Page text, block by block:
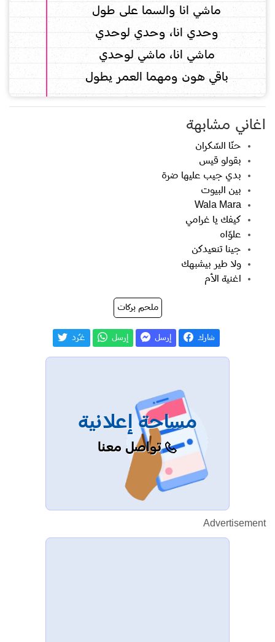
ماشي انا والسما على طول
وحدي انا، وحدي لوحدي
ماشي انا، ماشي لوحدي
باقي هون ومهما العمر يطول
اغاني مشابهة
حنّا السّكران
بقولو قيس
بدي جيب عليها ضرة
بين البيوت
Wala Mara
كيفك يا غرامي
علوّاه
جينا تنعيدكن
ولا طير بيشبهك
اغنية الأم
ملحم بركات
شارك إرسل إرسل غـّرد
مساحة إعلانية
تواصل معنا
Advertisement